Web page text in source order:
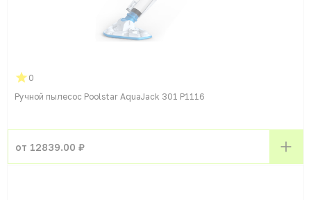
0
Ручной пылесос Poolstar AquaJack 301 P1116
от 12839.00 ₽